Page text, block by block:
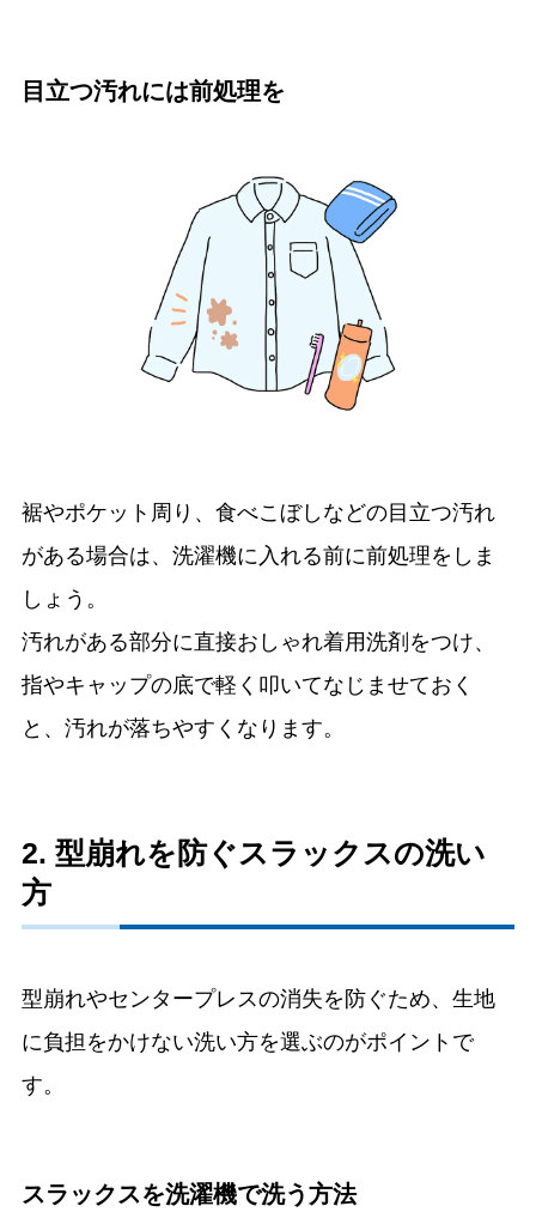
目立つ汚れには前処理を
裾やポケット周り、食べこぼしなどの目立つ汚れ
がある場合は、洗濯機に入れる前に前処理をしま
しょう。
汚れがある部分に直接おしゃれ着用洗剤をつけ、
指やキャップの底で軽く叩いてなじませておく
と、汚れが落ちやすくなります。
2. 型崩れを防ぐスラックスの洗い
方
型崩れやセンタープレスの消失を防ぐため、生地
に負担をかけない洗い方を選ぶのがポイントで
す。
スラックスを洗濯機で洗う方法